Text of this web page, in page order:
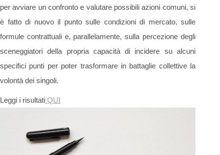
per avviare un confronto e valutare possibili azioni comuni, si
è fatto di nuovo il punto sulle condizioni di mercato, sulle
formule contrattuali e, parallelamente, sulla percezione degli
sceneggiatori della propria capacità di incidere su alcuni
specifici punti per poter trasformare in battaglie collettive la
volontà dei singoli.
Leggi i risultati QUI